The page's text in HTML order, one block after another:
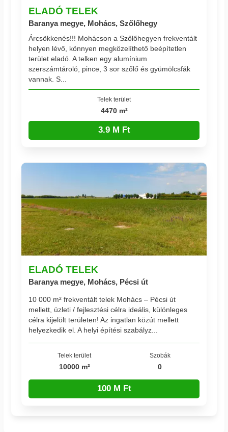
ELADÓ TELEK
Baranya megye, Mohács, Szőlőhegy
Árcsökkenés!!! Mohácson a Szőlőhegyen frekventált
helyen lévő, könnyen megközelíthető beépítetlen
terület eladó. A telken egy alumínium
szerszámtároló, pince, 3 sor szőlő és gyümölcsfák
vannak. S...
Telek terület
4470 m²
3.9 M Ft
ELADÓ TELEK
Baranya megye, Mohács, Pécsi út
10 000 m² frekventált telek Mohács – Pécsi út
mellett, üzleti / fejlesztési célra ideális, különleges
célra kijelölt területen! Az ingatlan közút mellett
helyezkedik el. A helyi építési szabályz...
Telek terület
10000 m²
Szobák
0
100 M Ft